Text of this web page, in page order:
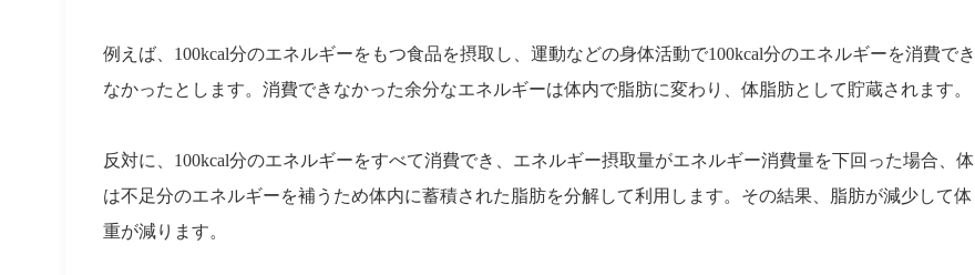
例えば、100kcal分のエネルギーをもつ食品を摂取し、運動などの身体活動で100kcal分のエネルギーを消費でき
なかったとします。消費できなかった余分なエネルギーは体内で脂肪に変わり、体脂肪として貯蔵されます。
反対に、100kcal分のエネルギーをすべて消費でき、エネルギー摂取量がエネルギー消費量を下回った場合、体
は不足分のエネルギーを補うため体内に蓄積された脂肪を分解して利用します。その結果、脂肪が減少して体
重が減ります。